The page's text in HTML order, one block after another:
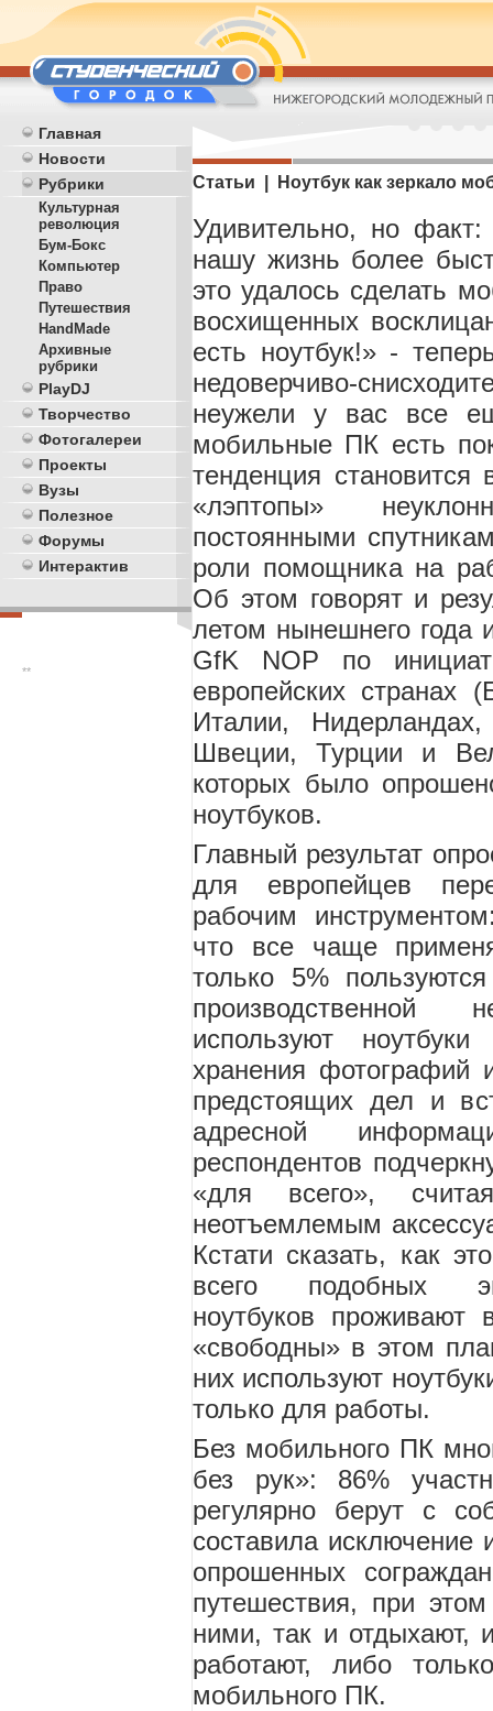
Главная
Новости
Рубрики
Культурная
революция
Бум-Бокс
Компьютер
Право
Путешествия
HandMade
Архивные
рубрики
PlayDJ
Творчество
Фотогалереи
Проекты
Вузы
Полезное
Форумы
Интерактив
**
Статьи | Ноутбук как зеркало
Удивительно, но
нашу жизнь более
это удалось сделать
восхищенных
есть ноутбук!» -
недоверчиво-
неужели у вас все
мобильные ПК есть
тенденция
«лэптопы»
постоянными
роли помощника на
Об этом говорят и
летом нынешнего года
GfK NOP по
европейских странах
Италии,
Швеции, Турции и
которых было
ноутбуков.
Главный результат
для европейцев
рабочим
что все чаще
только 5%
производственной
используют
хранения фотографий
предстоящих дел и
адресной
респондентов
«для всего»,
неотъемлемым
Кстати сказать, как
всего подобных
ноутбуков
«свободны» в этом
них используют
только для работы.
Без мобильного ПК
без рук»: 86%
регулярно берут с
составила
опрошенных
путешествия, при
ними, так и отдыхают,
работают, либо
мобильного ПК.